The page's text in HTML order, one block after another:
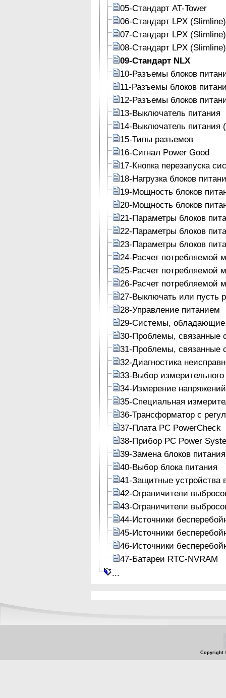
05-Стандарт AT-Tower
06-Стандарт LPX (Slimline)
07-Стандарт LPX
08-Стандарт LPX
09-Стандарт NLX
10-Разъемы блоков
11-Разъемы блоков
12-Разъемы блоков
13-Выключатель питания
14-Выключатель питания
15-Типы разъемов
16-Сигнал Power Good
17-Кнопка перезапуска
18-Нагрузка блоков
19-Мощность блоков
20-Мощность блоков
21-Параметры блоков
22-Параметры блоков
23-Параметры блоков
24-Расчет потребляемой
25-Расчет потребляемой
26-Расчет потребляемой
27-Выключать или пусть
28-Управление питанием
29-Системы, обладающие
30-Проблемы, связанные
31-Проблемы, связанные
32-Диагностика
33-Выбор
34-Измерение напряжений
35-Специальная
36-Трансформатор с
37-Плата PC PowerCheck
38-Прибор PC Power
39-Замена блоков питания
40-Выбор блока питания
41-Защитные устройства
42-Ограничители
43-Ограничители
44-Источники
45-Источники
46-Источники
47-Батареи RTC-NVRAM
Copyright